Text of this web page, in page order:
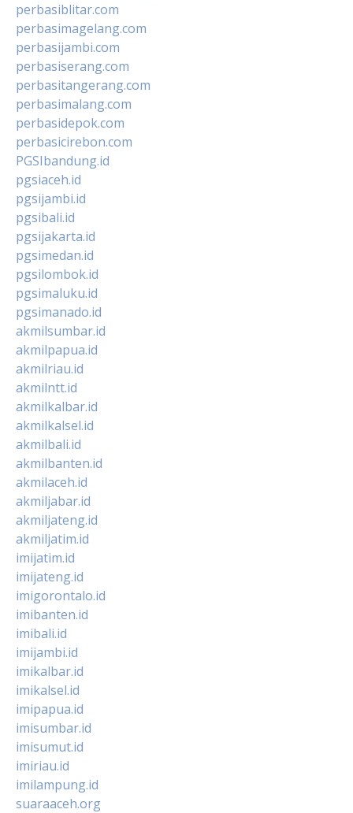
perbasiblitar.com
perbasimagelang.com
perbasijambi.com
perbasiserang.com
perbasitangerang.com
perbasimalang.com
perbasidepok.com
perbasicirebon.com
PGSIbandung.id
pgsiaceh.id
pgsijambi.id
pgsibali.id
pgsijakarta.id
pgsimedan.id
pgsilombok.id
pgsimaluku.id
pgsimanado.id
akmilsumbar.id
akmilpapua.id
akmilriau.id
akmilntt.id
akmilkalbar.id
akmilkalsel.id
akmilbali.id
akmilbanten.id
akmilaceh.id
akmiljabar.id
akmiljateng.id
akmiljatim.id
imijatim.id
imijateng.id
imigorontalo.id
imibanten.id
imibali.id
imijambi.id
imikalbar.id
imikalsel.id
imipapua.id
imisumbar.id
imisumut.id
imiriau.id
imilampung.id
suaraaceh.org